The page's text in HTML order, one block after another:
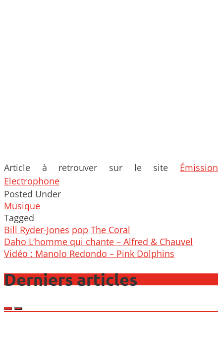
Article à retrouver sur le site Émission
Electrophone
Posted Under
Musique
Tagged
Bill Ryder-Jones pop The Coral
Post
navigation
Daho L’homme qui chante – Alfred & Chauvel
Vidéo : Manolo Redondo – Pink Dolphins
Derniers articles